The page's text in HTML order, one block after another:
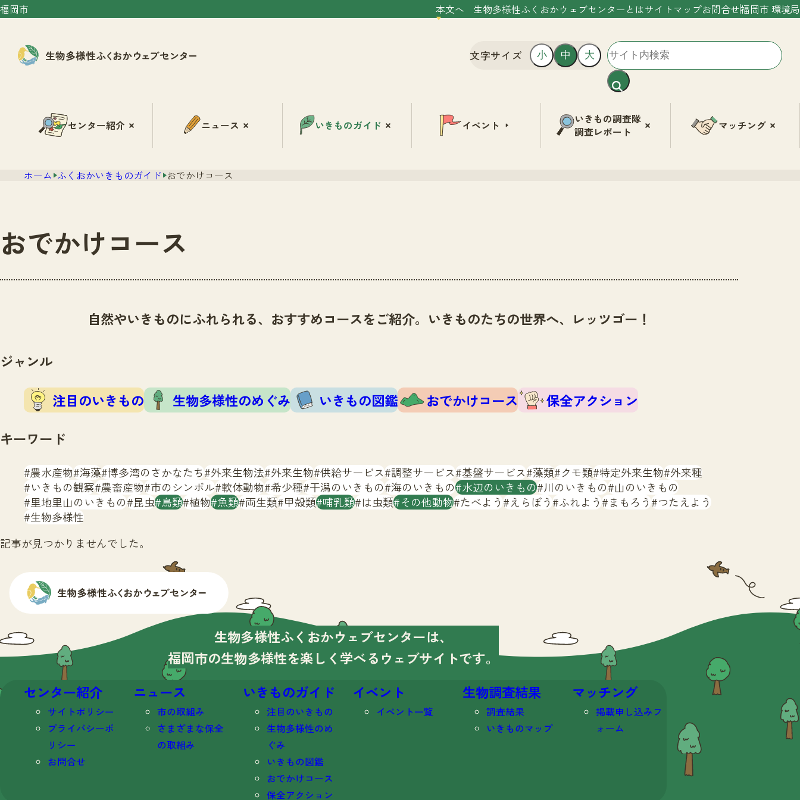
福岡市 本文へ 生物多様性ふくおかウェブセンターとはサイトマップお問合せ福岡市 環境局
文字サイズ 小 中 大
センター紹介 ニュース いきものガイド イベント
いきもの調査隊
調査レポート
マッチング
ホーム ふくおかいきものガイド おでかけコース
おでかけコース
自然やいきものにふれられる、おすすめコースをご紹介。いきものたちの世界へ、レッツゴー！
ジャンル
注目のいきもの 生物多様性のめぐみ いきもの図鑑 おでかけコース
保全アクション
キーワード
農水産物 海藻 博多湾のさかなたち 外来生物法 外来生物 供給サービス 調整サービス 基盤サービス 藻類 クモ類 特定外来生物 外来種
いきもの観察 農畜産物 市のシンボル 軟体動物 希少種 干潟のいきもの 海のいきもの 水辺のいきもの 川のいきもの 山のいきもの
里地里山のいきもの 昆虫 鳥類 植物 魚類 両生類 甲殻類 哺乳類 は虫類 その他動物 たべよう えらぼう ふれよう まもろう つたえよう
生物多様性
記事が見つかりませんでした。
生物多様性ふくおかウェブセンターは、
福岡市の生物多様性を楽しく学べる ウェブサイトです。
センター紹介
サイトポリシー
プライバシーポ
リシー
お問合せ
ニュース
市の取組み
さまざまな保全
の取組み
いきものガイド
注目のいきもの
生物多様性のめ
ぐみ
いきもの図鑑
おでかけコース
保全アクション
イベント
イベント一覧
生物調査結果
調査結果
いきものマップ
マッチング
掲載申し込みフ
ォーム